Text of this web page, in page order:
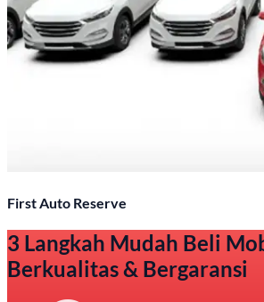
First Auto Reserve
3 Langkah Mudah Beli
Berkualitas & Bergaransi